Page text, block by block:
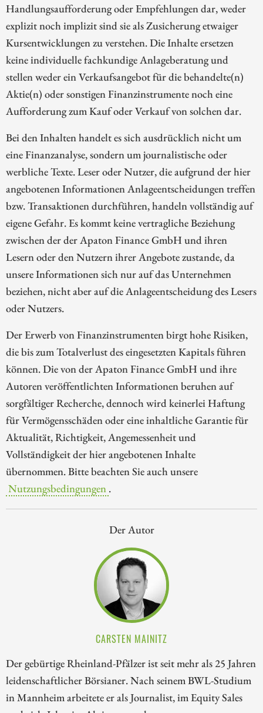
Handlungsaufforderung oder Empfehlungen dar, weder
explizit noch implizit sind sie als Zusicherung etwaiger
Kursentwicklungen zu verstehen. Die Inhalte ersetzen
keine individuelle fachkundige Anlageberatung und
stellen weder ein Verkaufsangebot für die behandelte(n)
Aktie(n) oder sonstigen Finanzinstrumente noch eine
Aufforderung zum Kauf oder Verkauf von solchen dar.
Bei den Inhalten handelt es sich ausdrücklich nicht um
eine Finanzanalyse, sondern um journalistische oder
werbliche Texte. Leser oder Nutzer, die aufgrund der hier
angebotenen Informationen Anlageentscheidungen treffen
bzw. Transaktionen durchführen, handeln vollständig auf
eigene Gefahr. Es kommt keine vertragliche Beziehung
zwischen der der Apaton Finance GmbH und ihren
Lesern oder den Nutzern ihrer Angebote zustande, da
unsere Informationen sich nur auf das Unternehmen
beziehen, nicht aber auf die Anlageentscheidung des Lesers
oder Nutzers.
Der Erwerb von Finanzinstrumenten birgt hohe Risiken,
die bis zum Totalverlust des eingesetzten Kapitals führen
können. Die von der Apaton Finance GmbH und ihre
Autoren veröffentlichten Informationen beruhen auf
sorgfältiger Recherche, dennoch wird keinerlei Haftung
für Vermögensschäden oder eine inhaltliche Garantie für
Aktualität, Richtigkeit, Angemessenheit und
Vollständigkeit der hier angebotenen Inhalte
übernommen. Bitte beachten Sie auch unsere
Nutzungsbedingungen .
Der Autor
CARSTEN MAINITZ
Der gebürtige Rheinland-Pfälzer ist seit mehr als 25 Jahren
leidenschaftlicher Börsianer. Nach seinem BWL-Studium
in Mannheim arbeitete er als Journalist, im Equity Sales